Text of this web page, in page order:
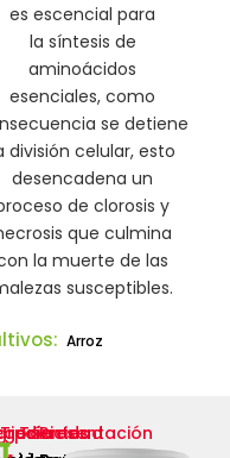
esescencial para
la síntesis de
aminoácidos
esenciales, como
se detiene
división celular, esto
desencadena un
de clorosis y
que culmina
la muerte de las
susceptibles.
Arroz
TipoToxicidad
Presentación